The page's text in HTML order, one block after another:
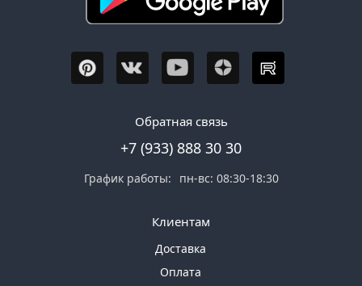
Обратная связь
+7 (933) 888 30 30
График работы: пн-вс: 08:30-18:30
Клиентам
Доставка
Оплата